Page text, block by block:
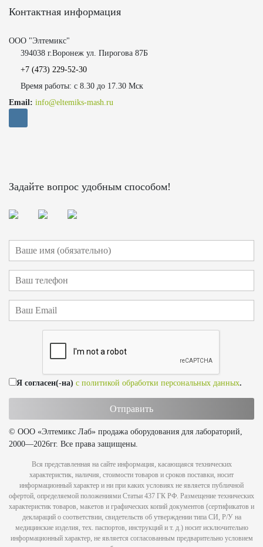
Контактная информация
ООО "Элтемикс"
394038 г.Воронеж ул. Пирогова 87Б
+7 (473) 229-52-30
Время работы: с 8.30 до 17.30 Мск
Email: info@eltemiks-mash.ru
Задайте вопрос удобным способом!
Я согласен(-на) с политикой обработки персональных данных.
© ООО «Элтемикс Лаб» продажа оборудования для лабораторий,
2000—2026гг. Все права защищены.
Вся представленная на сайте информация, касающаяся технических
характеристик, наличия, стоимости товаров и сроков поставки, носит
информационный характер и ни при каких условиях не является публичной
офертой, определяемой положениями Статьи 437 ГК РФ. Размещение технических
характеристик товаров, макетов и графических копий документов (сертификатов и
деклараций о соответствии, свидетельств об утверждении типа СИ, Р/У на
медицинские изделия, тех. паспортов, инструкций и т. д.) носит исключительно
информационный характер, не является согласованным предварительно условием